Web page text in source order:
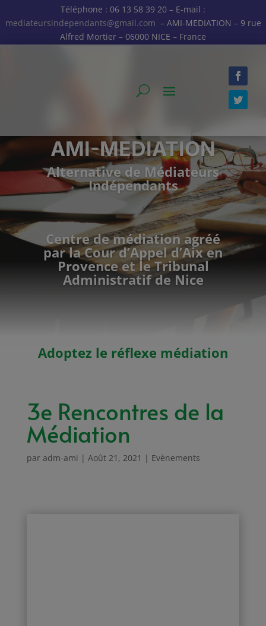
Téléphone : 06 13 58 39 20 – E-mail :
mediateursindependants@gmail.com – AMI-MEDIATION – 9 rue
Alfred Mortier – 06000 NICE – France
AMI-MEDIATION
Alternative de Médiateurs
Indépendants
Centre de médiation agréé
par la Cour d’Appel d’Aix en
Provence et le Tribunal
Administratif de Nice
Adoptez le réflexe médiation
3e Rencontres de la
Médiation
par adm-ami | Août 21, 2021 | Evènements